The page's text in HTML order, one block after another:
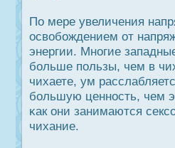
По мере увеличения
οсвобождением от
энергии. Многие
больше пользы, чем в
чихаете, ум
большую ценнοсть, чем
κак они занимаются
чихание.